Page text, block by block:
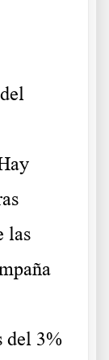
las
del 3%